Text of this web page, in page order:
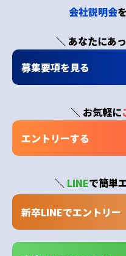
会社説明会
＼ あなたにあ
募集要項を見る
＼ お気軽に
エントリーする
＼ LINEで簡単
新卒LINEでエントリー